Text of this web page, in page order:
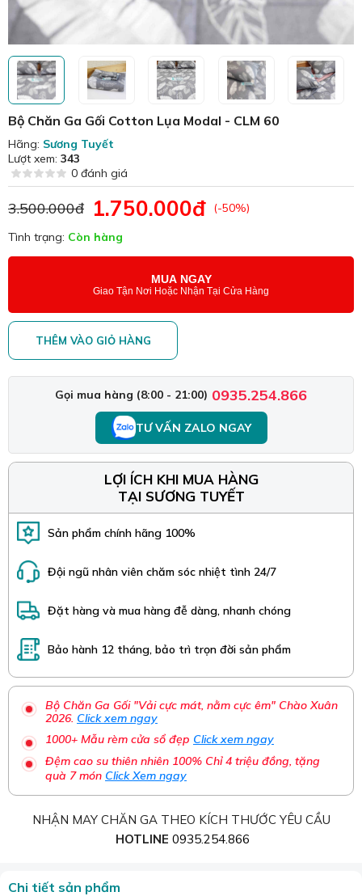
Bộ Chăn Ga Gối Cotton Lụa Modal - CLM 60
Hãng: Sương Tuyết
Lượt xem: 343
0 đánh giá
3.500.000đ 1.750.000đ
(-50%)
Tình trạng: Còn hàng
MUA NGAY
Giao Tận Nơi Hoặc Nhận Tại Cửa Hàng
THÊM VÀO GIỎ HÀNG
Gọi mua hàng (8:00 - 21:00) 0935.254.866
TƯ VẤN ZALO NGAY
LỢI ÍCH KHI MUA HÀNG
TẠI SƯƠNG TUYẾT
Sản phẩm chính hãng 100%
Đội ngũ nhân viên chăm sóc nhiệt tình 24/7
Đặt hàng và mua hàng đễ dàng, nhanh chóng
Bảo hành 12 tháng, bảo trì trọn đời sản phẩm
Bộ Chăn Ga Gối "Vải cực mát, nằm cực êm" Chào Xuân
2026. Click xem ngay
1000+ Mẫu rèm cửa sổ đẹp Click xem ngay
Đệm cao su thiên nhiên 100% Chỉ 4 triệu đồng, tặng
quà 7 món Click Xem ngay
NHẬN MAY CHĂN GA THEO KÍCH THƯỚC YÊU CẦU
HOTLINE 0935.254.866
Chi tiết sản phẩm